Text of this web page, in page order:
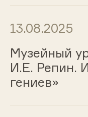
13.08.2025
Музейный
И.Е. Репин.
гениев»